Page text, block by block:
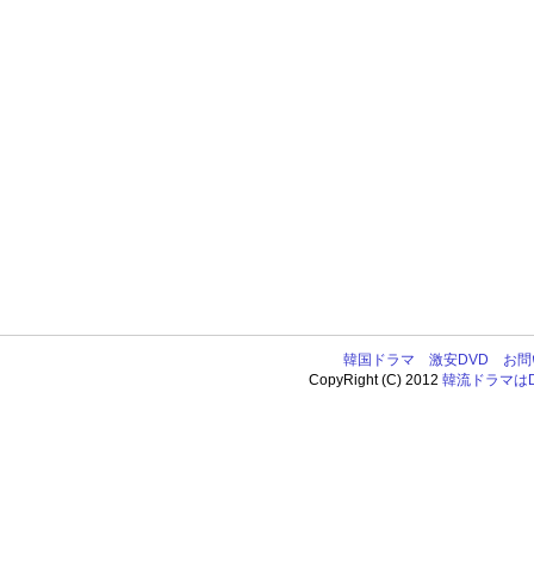
韓国ドラマ 激安DVD
お
CopyRight (C) 2012韓流ドラマは